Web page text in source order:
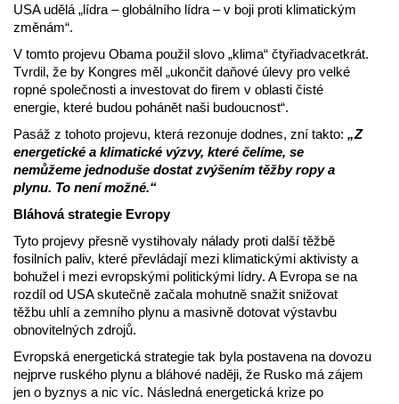
USA udělá „lídra – globálního lídra – v boji proti klimatickým
změnám“.
V tomto projevu Obama použil slovo „klima“ čtyřiadvacetkrát.
Tvrdil, že by Kongres měl „ukončit daňové úlevy pro velké
ropné společnosti a investovat do firem v oblasti čisté
energie, které budou pohánět naši budoucnost“.
Pasáž z tohoto projevu, která rezonuje dodnes, zní takto: „Z
energetické a klimatické výzvy, které čelíme, se
nemůžeme jednoduše dostat zvýšením těžby ropy a
plynu. To není možné.“
Bláhová strategie Evropy
Tyto projevy přesně vystihovaly nálady proti další těžbě
fosilních paliv, které převládají mezi klimatickými aktivisty a
bohužel i mezi evropskými politickými lídry. A Evropa se na
rozdíl od USA skutečně začala mohutně snažit snižovat
těžbu uhlí a zemního plynu a masivně dotovat výstavbu
obnovitelných zdrojů.
Evropská energetická strategie tak byla postavena na dovozu
nejprve ruského plynu a bláhové naději, že Rusko má zájem
jen o byznys a nic víc. Následná energetická krize po